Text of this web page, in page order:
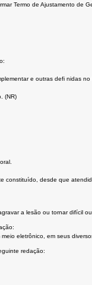
Termo de Ajustamento de
e outras defi nidas
(NR)
constituído, desde que
a lesão ou tornar difícil
eletrônico, em seus
redação: